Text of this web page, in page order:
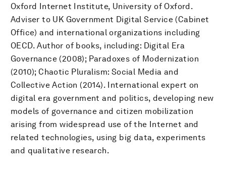
Oxford Internet Institute, University of Oxford.
Adviser to UK Government Digital Service (Cabinet
Office) and international organizations including
OECD. Author of books, including: Digital Era
Governance (2008); Paradoxes of Modernization
(2010); Chaotic Pluralism: Social Media and
Collective Action (2014). International expert on
digital era government and politics, developing new
models of governance and citizen mobilization
arising from widespread use of the Internet and
related technologies, using big data, experiments
and qualitative research.